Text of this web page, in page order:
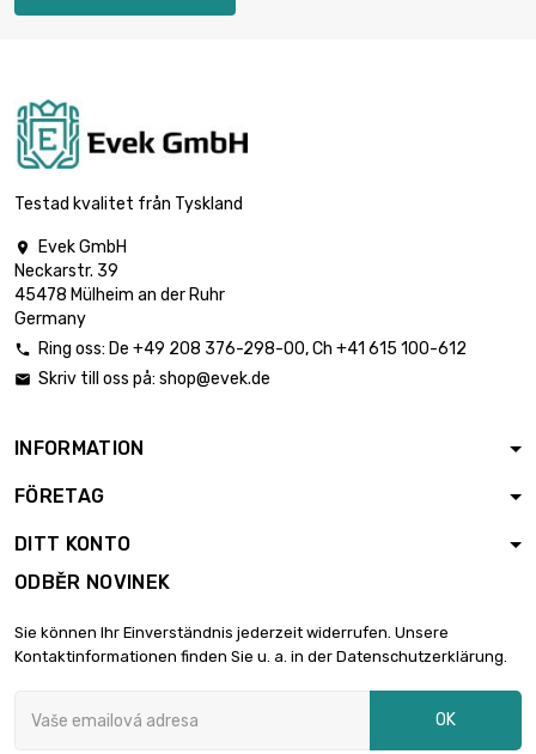
délka : 10 Meter
průměr : 2 x 0.2mm
délka : 25 Meter
délka : 50 Meter
průměr : 2 x 0.5mm
6,00 €
délka : 2 Meter
Testad kvalitet från Tyskland

Evek GmbH
Neckarstr. 39
45478 Mülheim an der Ruhr
Germany
 Ring oss: De +49 208 376-298-00, Ch +41 615 100-612
 Skriv till oss på: shop@evek.de
INFORMATION
FÖRETAG
DITT KONTO
ODBĚR NOVINEK
Sie können Ihr Einverständnis jederzeit widerrufen. Unsere
Kontaktinformationen finden Sie u. a. in der Datenschutzerklärung.
OK